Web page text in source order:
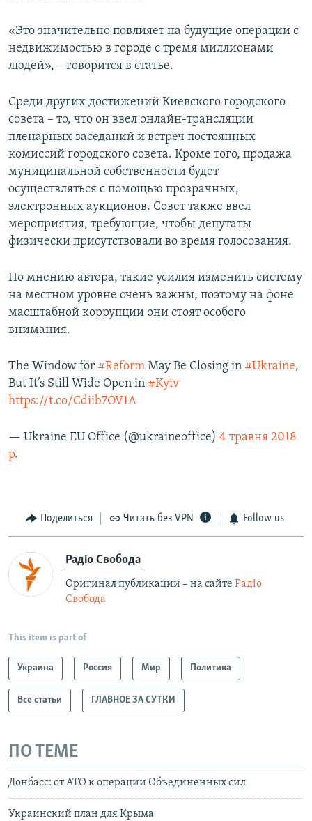
«Это значительно повлияет на будущие операции с
недвижимостью в городе с тремя миллионами
людей», ‒ говорится в статье.
Среди других достижений Киевского городского
совета – то, что он ввел онлайн-трансляции
пленарных заседаний и встреч постоянных
комиссий городского совета. Кроме того, продажа
муниципальной собственности будет
осуществляться с помощью прозрачных,
электронных аукционов. Совет также ввел
мероприятия, требующие, чтобы депутаты
физически присутствовали во время голосования.
По мнению автора, такие усилия изменить систему
на местном уровне очень важны, поэтому на фоне
масштабной коррупции они стоят особого
внимания.
The Window for #Reform May Be Closing in #Ukraine,
But It’s Still Wide Open in #Kyiv
https://t.co/Cdiib7OV1A
— Ukraine EU Office (@ukraineoffice) 4 травня 2018
р.
Поделиться Читать без VPN Follow us
Радіо Свобода
Оригинал публикации – на сайте Радіо
Свобода
This item is part of
Украина Россия Мир Политика
Все статьи ГЛАВНОЕ ЗА СУТКИ
ПО ТЕМЕ
Донбасс: от АТО к операции Объединенных сил
Украинский план для Крыма